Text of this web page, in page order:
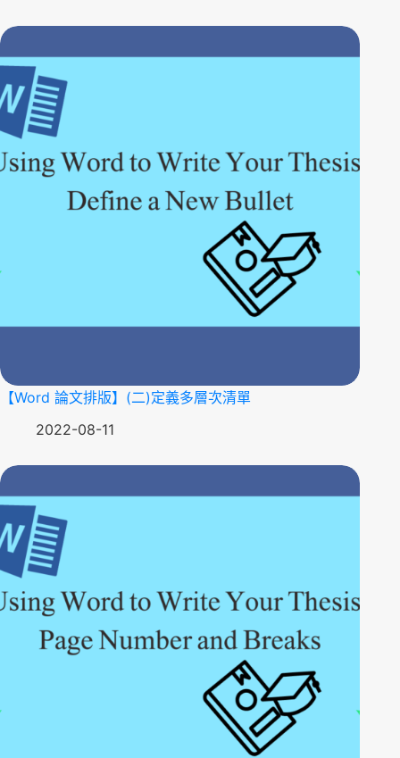
【Word 論文排版】(二)定義多層次清單
2022-08-11